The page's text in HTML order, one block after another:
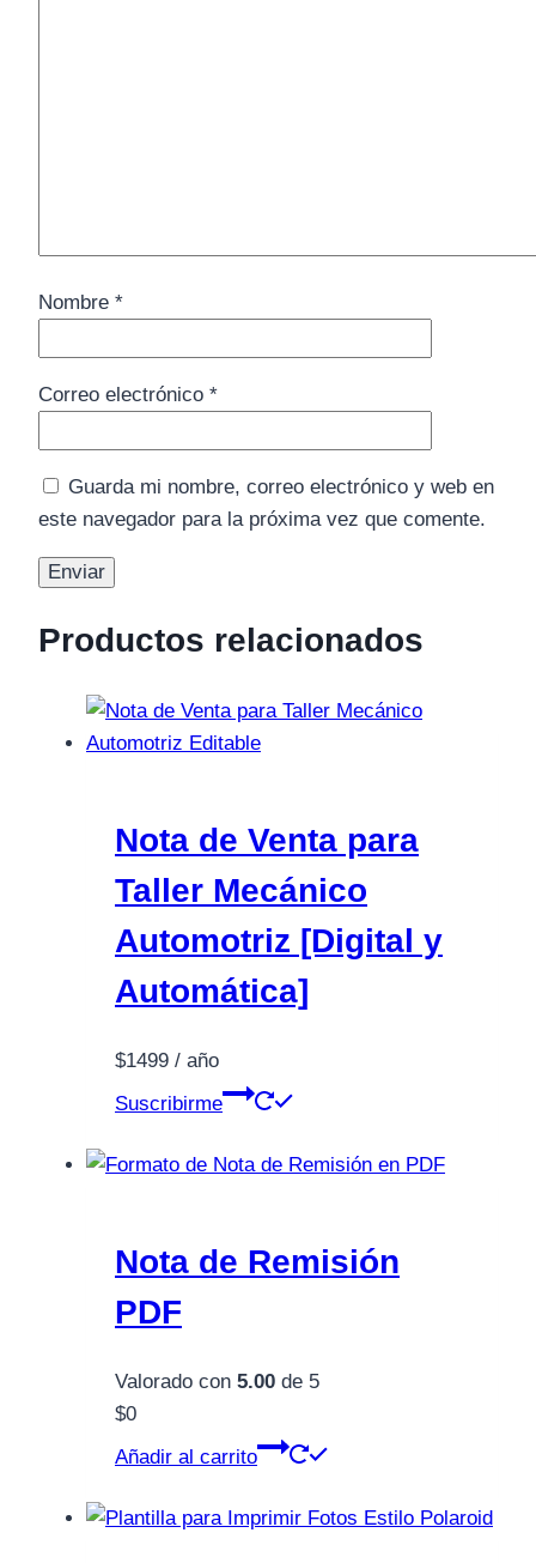
Nombre *
Correo electrónico *
Guarda mi nombre, correo electrónico y web en
este navegador para la próxima vez que comente.
Productos relacionados
Nota de Venta para
Taller Mecánico
Automotriz [Digital y
Automática]
$1499 / año
Suscribirme
Nota de Remisión
PDF
Valorado con 5.00 de 5
$0
Añadir al carrito